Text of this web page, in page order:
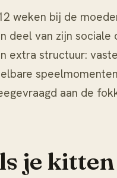
weken bij de
deel van zijn
extra structuur:
aan de
je